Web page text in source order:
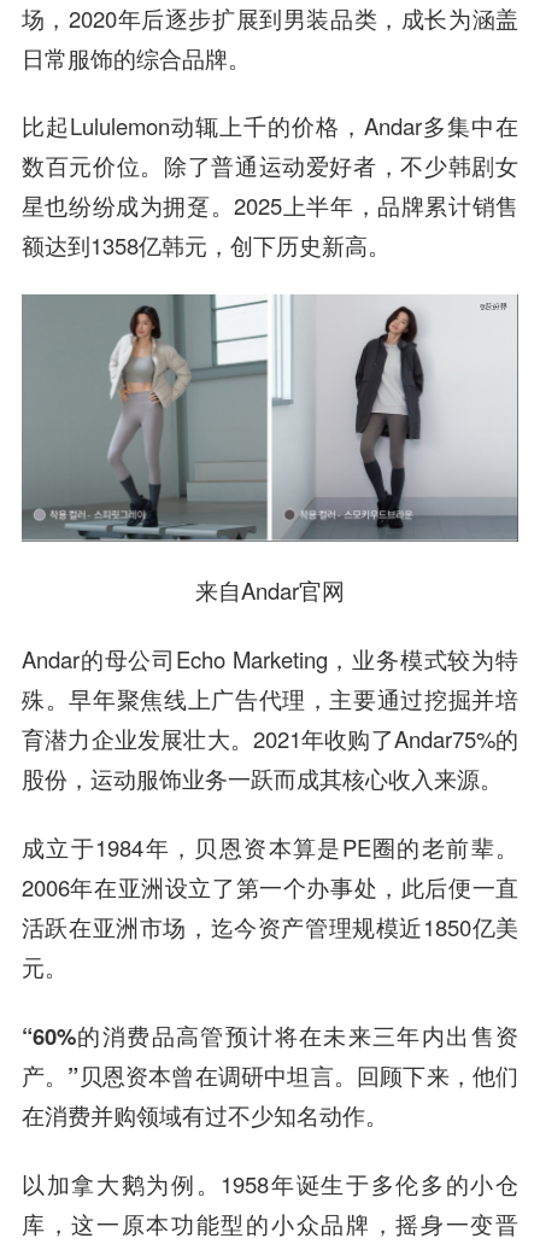
场，2020年后逐步扩展到男装品类，成长为涵盖
日常服饰的综合品牌。
比起Lululemon动辄上千的价格，Andar多集中在
数百元价位。除了普通运动爱好者，不少韩剧女
星也纷纷成为拥趸。2025上半年，品牌累计销售
额达到1358亿韩元，创下历史新高。
来自Andar官网
Andar的母公司Echo Marketing，业务模式较为特
殊。早年聚焦线上广告代理，主要通过挖掘并培
育潜力企业发展壮大。2021年收购了Andar75%的
股份，运动服饰业务一跃而成其核心收入来源。
成立于1984年，贝恩资本算是PE圈的老前辈。
2006年在亚洲设立了第一个办事处，此后便一直
活跃在亚洲市场，迄今资产管理规模近1850亿美
元。
“60%的消费品高管预计将在未来三年内出售资
产。”贝恩资本曾在调研中坦言。回顾下来，他们
在消费并购领域有过不少知名动作。
以加拿大鹅为例。1958年诞生于多伦多的小仓
库，这一原本功能型的小众品牌，摇身一变晋